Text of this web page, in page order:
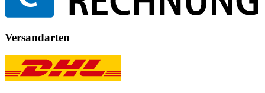
Versandarten